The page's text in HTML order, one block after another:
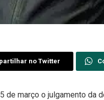
no Twitter
de março o julgamento da